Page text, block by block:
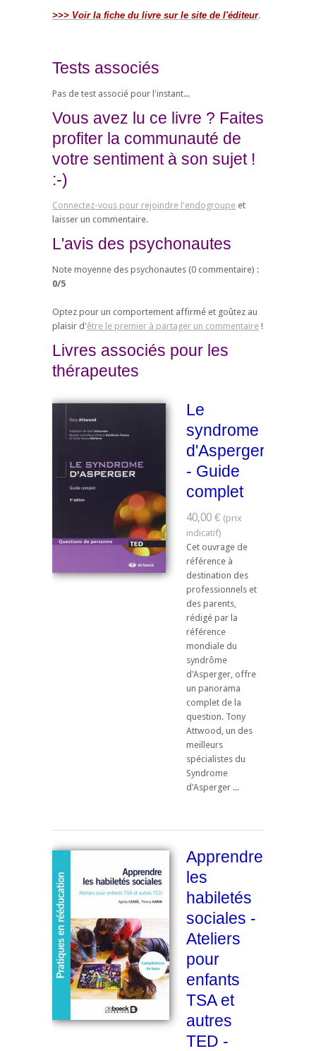
>>> Voir la fiche du livre sur le site de l'éditeur.
Tests associés
Pas de test associé pour l'instant...
Vous avez lu ce livre ? Faites
profiter la communauté de
votre sentiment à son sujet !
:-)
Connectez-vous pour rejoindre l'endogroupe et
laisser un commentaire.
L'avis des psychonautes
Note moyenne des psychonautes (0 commentaire) :
0/5
Optez pour un comportement affirmé et goûtez au
plaisir d'être le premier à partager un commentaire !
Livres associés pour les
thérapeutes
Le
syndrome
d'Asperger
- Guide
complet
40,00 €
Cet ouvrage de
référence à
destination des
professionnels et
des parents,
rédigé par la
référence
mondiale du
syndrôme
d'Asperger, offre
un panorama
complet de la
question. Tony
Attwood, un des
meilleurs
spécialistes du
Syndrome
d'Asperger ...
Apprendre
les
habiletés
sociales -
Ateliers
pour
enfants
TSA et
autres
TED -